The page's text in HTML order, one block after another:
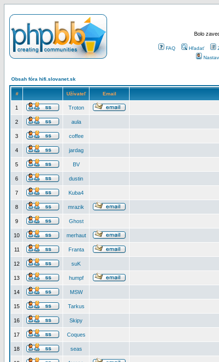
Bolo
FAQ Hľadať
Obsah fóra hifi.slovanet.sk
# Užívateľ Email
1 Troton
2 aula
3 coffee
4 jardag
5 BV
6 dustin
7 Kuba4
8 mrazik
9 Ghost
10 merhaut
11 Franta
12 suK
13 humpf
14 MSW
15 Tarkus
16 Skipy
17 Coques
18 seas